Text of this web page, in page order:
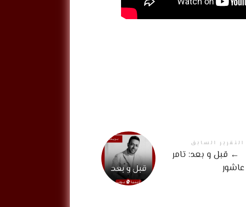
التقرير السابق
← قبل و بعد: تامر
عاشور